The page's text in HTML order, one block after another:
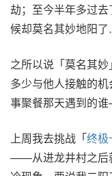
劫；至今半年多过
候却莫名其妙地阳
之所以说「莫名其
多少与他人接触的
事聚餐那天遇到的
上周我去挑战「终极
——从进龙井村之后